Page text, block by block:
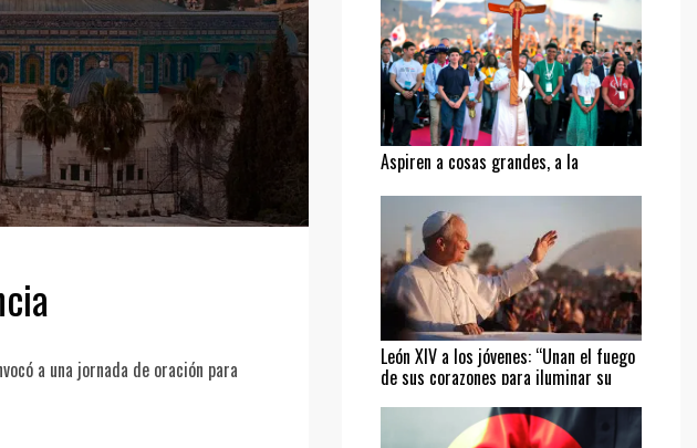
a una jornada de oración para
Aspiren a cosas grandes, a la
León XIV a los jóvenes: “Unan el fuego
de sus corazones para iluminar su